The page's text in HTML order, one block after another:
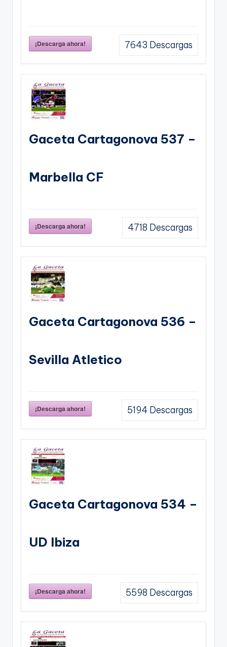
¡Descarga ahora! 7643 Descargas
Gaceta Cartagonova 537 –
Marbella CF
¡Descarga ahora! 4718 Descargas
Gaceta Cartagonova 536 –
Sevilla Atletico
¡Descarga ahora! 5194 Descargas
Gaceta Cartagonova 534 –
UD Ibiza
¡Descarga ahora! 5598 Descargas